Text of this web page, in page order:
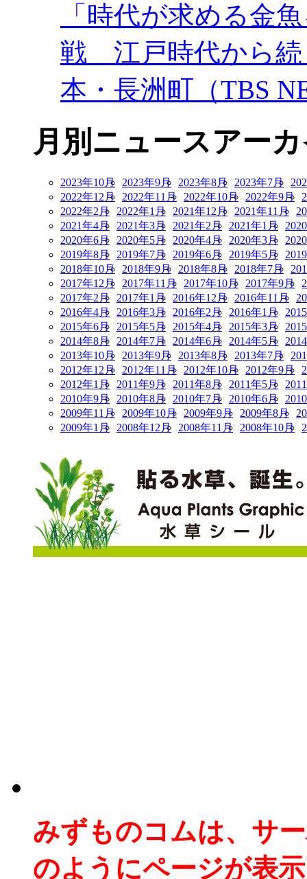
「時代が求める金
戦 江戸時代から
本・長洲町（TBS
月別ニュースアー
2023年10月 2023年9月 2023年8月 2023年7月
2022年12月
2022年11月 2022年10月 2022年9月
2022年2月
2022年1月 2021年12月 2021年11月
2021年4月
2021年3月 2021年2月 2021年1月
2020年6月
2020年5月 2020年4月 2020年3月
2019年8月
2019年7月 2019年6月 2019年5月
2018年10月
2018年9月 2018年8月 2018年7月
2017年12月
2017年11月 2017年10月 2017年9月
2017年2月
2017年1月 2016年12月 2016年11月
2016年4月
2016年3月 2016年2月 2016年1月
2015年6月
2015年5月 2015年4月 2015年3月
2014年8月
2014年7月 2014年6月 2014年5月
2013年10月
2013年9月 2013年8月 2013年7月
2012年12月
2012年11月 2012年10月 2012年9月
2012年1月
2011年9月 2011年8月 2011年5月
2010年9月
2010年8月 2010年7月 2010年6月
2009年11月
2009年10月 2009年9月 2009年8月
2009年1月
2008年12月 2008年11月 2008年10月
みずものコムは、サ
のようにページが表